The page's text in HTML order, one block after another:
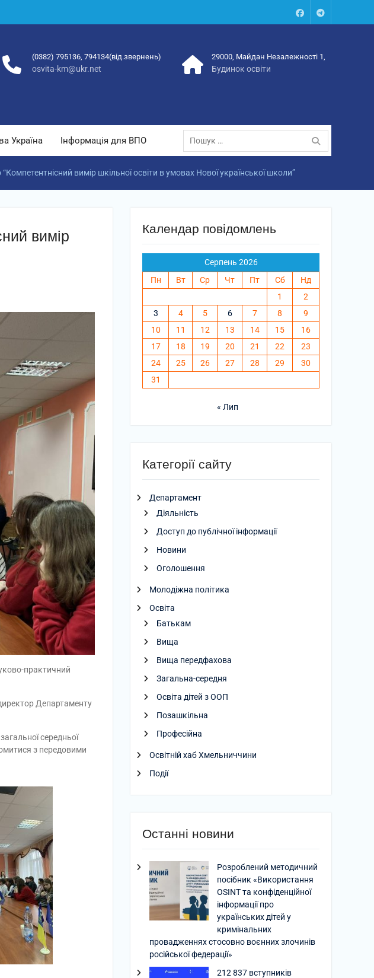
FacebookTalegram
(0382) 795136, 794134(від.звернень)
osvita-km@ukr.net
29000, Майдан Незалежності 1,
Будинок освіти
Україна Інформація для ВПО
Пошук:
вимір шкільної освіти в умовах Нової української школи”
вимір
практичний
Департаменту
середньої
з передовими
Календар повідомлень
Серпень 2026
Пн
Вт Ср Чт Пт Сб
Нд
1
2
3
4 5 6 7 8
9
10
11 12 13 14 15
16
17
18 19 20 21 22
23
24
25 26 27 28 29
30
31
« Лип
Категорії сайту
Департамент
Діяльність
Доступ до публічної інформації
Новини
Оголошення
Молодіжна політика
Освіта
Батькам
Вища
Вища передфахова
Загальна-середня
Освіта дітей з ООП
Позашкільна
Професійна
Освітній хаб Хмельниччини
Події
Останні новини
Розроблений методичний
посібник «Використання
OSINT та конфіденційної
інформації про
українських дітей у
кримінальних
провадженнях стосовно воєнних злочинів
російської федерації»
212 837 вступників